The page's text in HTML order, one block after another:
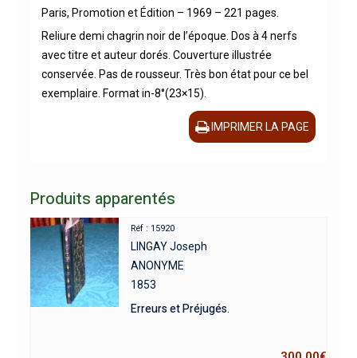
Paris, Promotion et Édition – 1969 – 221 pages.
Reliure demi chagrin noir de l’époque. Dos à 4 nerfs
avec titre et auteur dorés. Couverture illustrée
conservée. Pas de rousseur. Très bon état pour ce bel
exemplaire. Format in-8°(23×15).
IMPRIMER LA PAGE
Produits apparentés
Réf : 15920
LINGAY Joseph
ANONYME
1853
Erreurs et Préjugés.